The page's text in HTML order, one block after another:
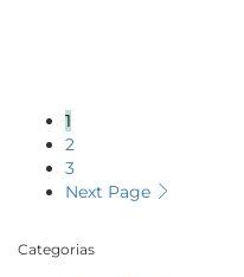
1
2
3
Next Page
Categorias